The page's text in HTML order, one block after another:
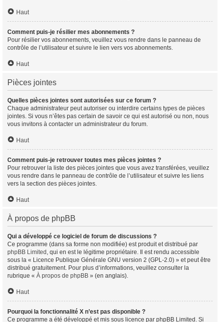
Haut
Comment puis-je résilier mes abonnements ?
Pour résilier vos abonnements, veuillez vous rendre dans le panneau de
contrôle de l’utilisateur et suivre le lien vers vos abonnements.
Haut
Pièces jointes
Quelles pièces jointes sont autorisées sur ce forum ?
Chaque administrateur peut autoriser ou interdire certains types de pièces
jointes. Si vous n’êtes pas certain de savoir ce qui est autorisé ou non, nous
vous invitons à contacter un administrateur du forum.
Haut
Comment puis-je retrouver toutes mes pièces jointes ?
Pour retrouver la liste des pièces jointes que vous avez transférées, veuillez
vous rendre dans le panneau de contrôle de l’utilisateur et suivre les liens
vers la section des pièces jointes.
Haut
À propos de phpBB
Qui a développé ce logiciel de forum de discussions ?
Ce programme (dans sa forme non modifiée) est produit et distribué par
phpBB Limited , qui en est le légitime propriétaire. Il est rendu accessible
sous la « Licence Publique Générale GNU version 2 (GPL-2.0) » et peut être
distribué gratuitement. Pour plus d’informations, veuillez consulter la
rubrique « À propos de phpBB » (en anglais).
Haut
Pourquoi la fonctionnalité X n’est pas disponible ?
Ce programme a été développé et mis sous licence par phpBB Limited. Si